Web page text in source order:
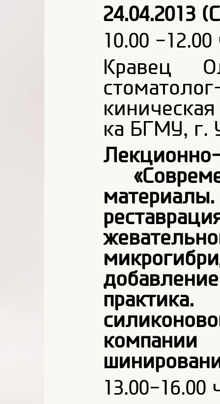
24.04.2013
10.00 -12.00
Кравец
ка БГМУ, г.
13.00-16.00